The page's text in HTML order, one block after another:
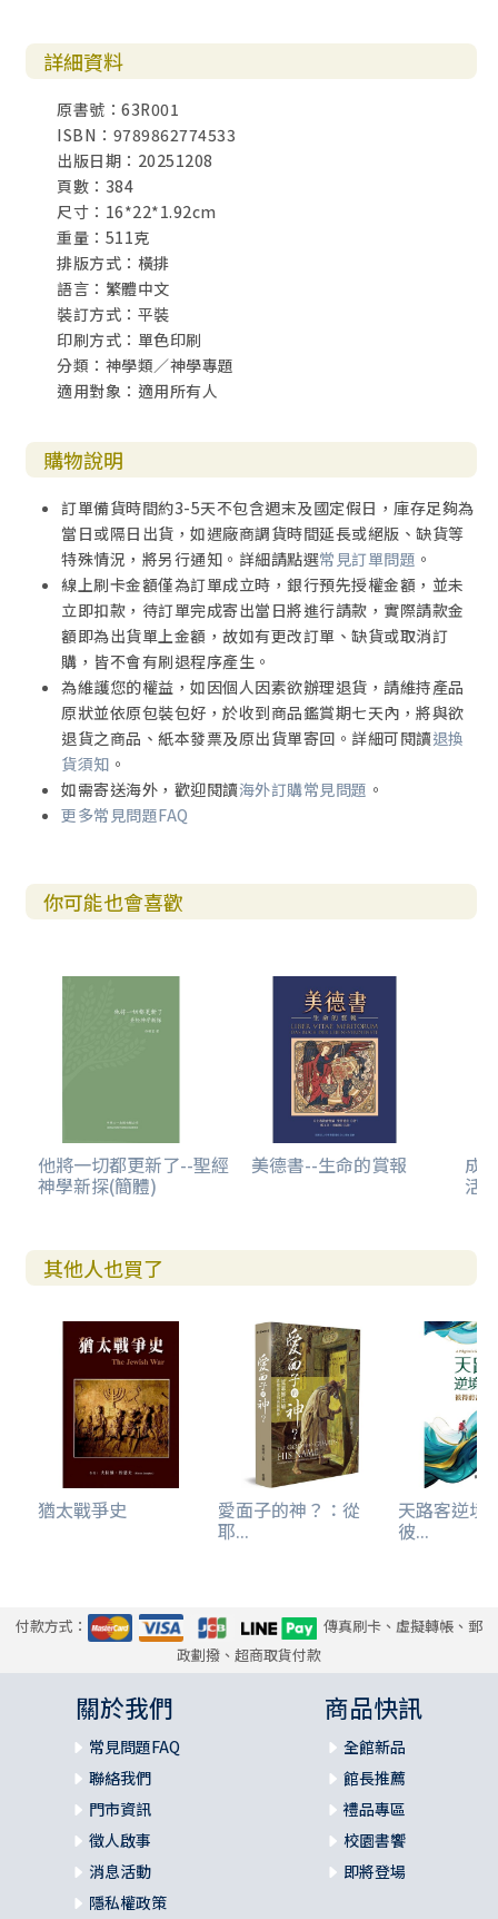
詳細資料
原書號：63R001
ISBN：9789862774533
出版日期：20251208
頁數：384
尺寸：16*22*1.92cm
重量：511克
排版方式：橫排
語言：繁體中文
裝訂方式：平裝
印刷方式：單色印刷
分類：神學類／神學專題
適用對象：適用所有人
購物說明
訂單備貨時間約3-5天不包含週末及國定假日，庫存足夠為
當日或隔日出貨，如遇廠商調貨時間延長或絕版、缺貨等
特殊情況，將另行通知。詳細請點選常見訂單問題 。
線上刷卡金額僅為訂單成立時，銀行預先授權金額，並未
立即扣款，待訂單完成寄出當日將進行請款，實際請款金
額即為出貨單上金額，故如有更改訂單、缺貨或取消訂
購，皆不會有刷退程序產生。
為維護您的權益，如因個人因素欲辦理退貨，請維持產品
原狀並依原包裝包好，於收到商品鑑賞期七天內，將與欲
退貨之商品、紙本發票及原出貨單寄回。詳細可閱讀退換
貨須知 。
如需寄送海外，歡迎閱讀海外訂購常見問題 。
更多常見問題FAQ
你可能也會喜歡
他將一切都更新了--聖經
神學新探(簡體)
美德書--生命的賞報 成
活
其他人也買了
猶太戰爭史 愛面子的神？：從
耶...
天路客逆境
彼...
付款方式：
傳真刷卡、虛擬轉帳、郵
政劃撥、超商取貨付款
關於我們
常見問題FAQ
聯絡我們
門市資訊
徵人啟事
消息活動
隱私權政策
商品快訊
全館新品
館長推薦
禮品專區
校園書饗
即將登場